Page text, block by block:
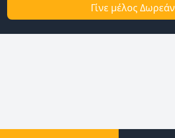
Γίνε μέλος Δωρεάν